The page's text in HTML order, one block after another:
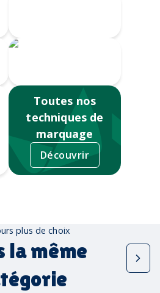
Toutes nos
techniques de
marquage
Découvrir
plus de choix
la même